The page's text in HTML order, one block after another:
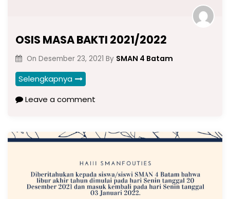
OSIS MASA BAKTI 2021/2022
On Desember 23, 2021 By SMAN 4 Batam
Selengkapnya
Leave a comment